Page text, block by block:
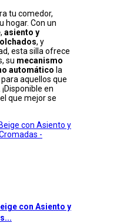
tu comedor,
hogar. Con un
, asiento y
, y
esta silla ofrece
su mecanismo
automático la
aquellos que
en
que mejor se
con Asiento y